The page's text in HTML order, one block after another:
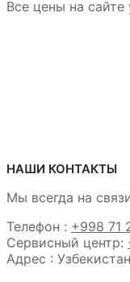
Все цены на
НАШИ КОНТАКТЫ
Мы всегда на
Телефон : +998 71
Сервисный центр:
Адрес :